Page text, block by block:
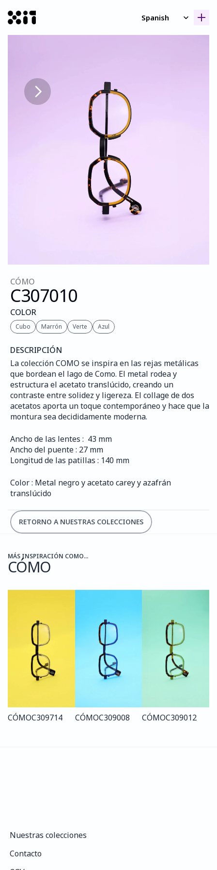
Spanish
CÓMO
C307010
COLOR
Cubo Marrón Verte Azul
DESCRIPCIÓN
La colección COMO se inspira en las rejas metálicas
que bordean el lago de Como. El metal rodea y
estructura el acetato translúcido, creando un
contraste entre solidez y ligereza. El collage de dos
acetatos aporta un toque contemporáneo y hace que la
montura sea decididamente moderna.
Ancho de las lentes :  43 mm
Ancho del puente : 27 mm
Longitud de las patillas : 140 mm
Color : Metal negro y acetato carey y azafrán
translúcido
RETORNO A NUESTRAS COLECCIONES
MÁS INSPIRACIÓN COMO...
CÓMO
CÓMOC309714 CÓMOC309008 CÓMOC309012
Nuestras colecciones
Contacto